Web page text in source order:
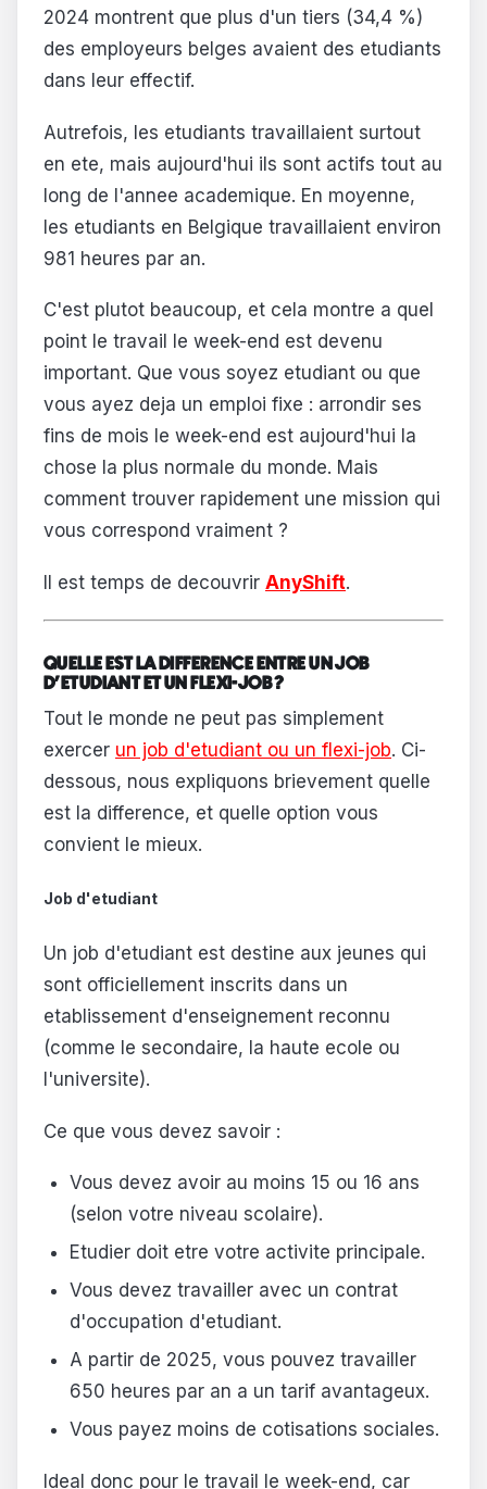
2024 montrent que plus d'un tiers (34,4 %)
des employeurs belges avaient des etudiants
dans leur effectif.
Autrefois, les etudiants travaillaient surtout
en ete, mais aujourd'hui ils sont actifs tout au
long de l'annee academique. En moyenne,
les etudiants en Belgique travaillaient environ
981 heures par an.
C'est plutot beaucoup, et cela montre a quel
point le travail le week-end est devenu
important. Que vous soyez etudiant ou que
vous ayez deja un emploi fixe : arrondir ses
fins de mois le week-end est aujourd'hui la
chose la plus normale du monde. Mais
comment trouver rapidement une mission qui
vous correspond vraiment ?
Il est temps de decouvrir AnyShift.
QUELLE EST LA DIFFERENCE ENTRE UN JOB
D'ETUDIANT ET UN FLEXI-JOB ?
Tout le monde ne peut pas simplement
exercer un job d'etudiant ou un flexi-job. Ci-
dessous, nous expliquons brievement quelle
est la difference, et quelle option vous
convient le mieux.
Job d'etudiant
Un job d'etudiant est destine aux jeunes qui
sont officiellement inscrits dans un
etablissement d'enseignement reconnu
(comme le secondaire, la haute ecole ou
l'universite).
Ce que vous devez savoir :
Vous devez avoir au moins 15 ou 16 ans
(selon votre niveau scolaire).
Etudier doit etre votre activite principale.
Vous devez travailler avec un contrat
d'occupation d'etudiant.
A partir de 2025, vous pouvez travailler
650 heures par an a un tarif avantageux.
Vous payez moins de cotisations sociales.
Ideal donc pour le travail le week-end, car